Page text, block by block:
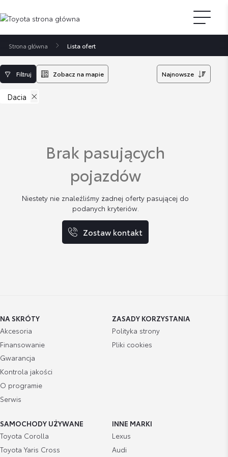
Strona główna Lista ofert
Filtruj Zobacz na mapie Najnowsze
Dacia
Brak pasujących
pojazdów
Niestety nie znaleźliśmy żadnej oferty pasującej do
podanych kryteriów.
Zostaw kontakt
NA SKRÓTY
Akcesoria
Finansowanie
Gwarancja
Kontrola jakości
O programie
Serwis
ZASADY KORZYSTANIA
Polityka strony
Pliki cookies
SAMOCHODY UŻYWANE
Toyota Corolla
Toyota Yaris Cross
INNE MARKI
Lexus
Audi